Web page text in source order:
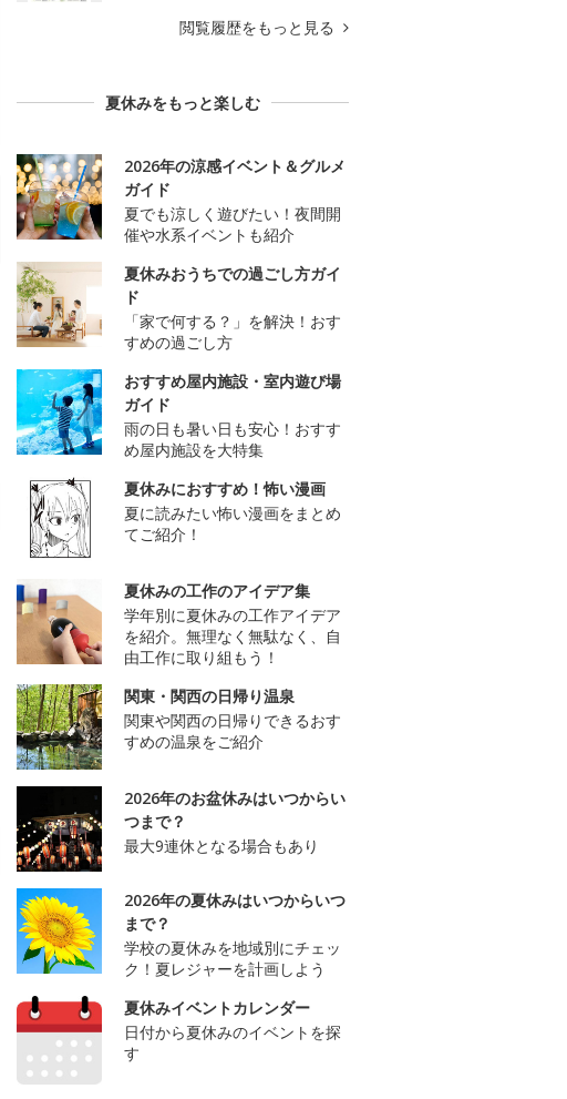
閲覧履歴をもっと見る
夏休みをもっと楽しむ
2026年の涼感イベント＆グルメ
ガイド
夏でも涼しく遊びたい！夜間開
催や水系イベントも紹介
夏休みおうちでの過ごし方ガイ
ド
「家で何する？」を解決！おす
すめの過ごし方
おすすめ屋内施設・室内遊び場
ガイド
雨の日も暑い日も安心！おすす
め屋内施設を大特集
夏休みにおすすめ！怖い漫画
夏に読みたい怖い漫画をまとめ
てご紹介！
夏休みの工作のアイデア集
学年別に夏休みの工作アイデア
を紹介。無理なく無駄なく、自
由工作に取り組もう！
関東・関西の日帰り温泉
関東や関西の日帰りできるおす
すめの温泉をご紹介
2026年のお盆休みはいつからい
つまで？
最大9連休となる場合もあり
2026年の夏休みはいつからいつ
まで？
学校の夏休みを地域別にチェッ
ク！夏レジャーを計画しよう
夏休みイベントカレンダー
日付から夏休みのイベントを探
す